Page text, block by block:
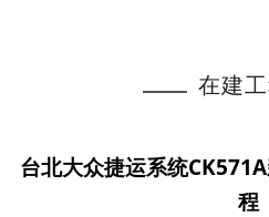
在建
台北大众捷运系统
程